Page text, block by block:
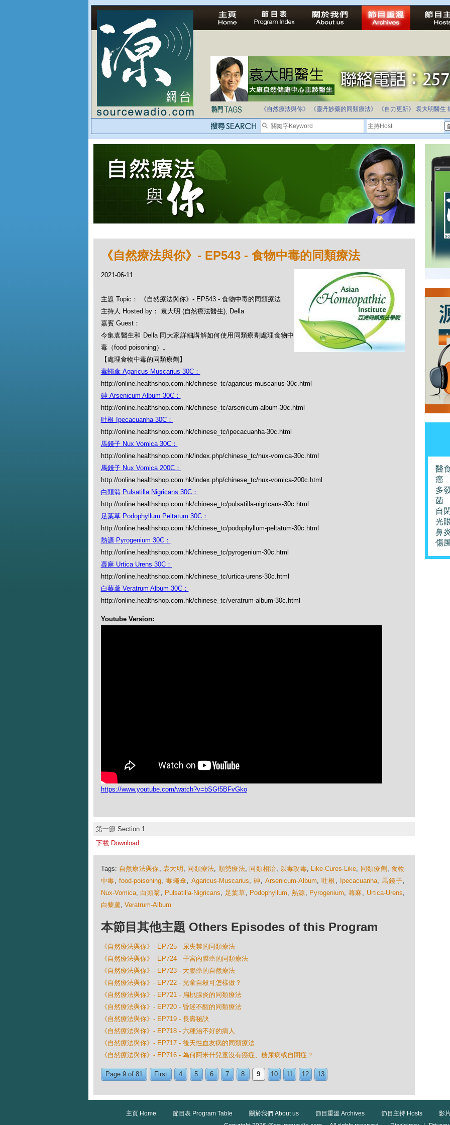
法治社會並不等同公正社會
自家教育合法化-推動多元化教育，全民學卷制
《自然療法與你》
《靈丹妙藥的同類療法》 《自力更新》 袁大明醫生
《自然療法與你》- EP543 - 食物中毒的同類療法
2021-06-11
主題 Topic： 《自然療法與你》- EP543 - 食物中毒的同類療法
主持人 Hosted by： 袁大明 (自然療法醫生), Della
嘉賓 Guest：
今集袁醫生和 Della 同大家詳細講解如何使用同類療劑處理食物中
毒（food poisoning）。
【處理食物中毒的同類療劑】
毒蠅傘 Agaricus Muscarius 30C：
http://online.healthshop.com.hk/chinese_tc/agaricus-muscarius-30c.html
砷 Arsenicum Album 30C：
http://online.healthshop.com.hk/chinese_tc/arsenicum-album-30c.html
吐根 Ipecacuanha 30C：
http://online.healthshop.com.hk/chinese_tc/ipecacuanha-30c.html
馬錢子 Nux Vomica 30C：
http://online.healthshop.com.hk/index.php/chinese_tc/nux-vomica-30c.html
馬錢子 Nux Vomica 200C：
http://online.healthshop.com.hk/index.php/chinese_tc/nux-vomica-200c.html
白頭翁 Pulsatilla Nigricans 30C：
http://online.healthshop.com.hk/chinese_tc/pulsatilla-nigricans-30c.html
足葉草 Podophyllum Peltatum 30C：
http://online.healthshop.com.hk/chinese_tc/podophyllum-peltatum-30c.html
熱源 Pyrogenium 30C：
http://online.healthshop.com.hk/chinese_tc/pyrogenium-30c.html
蕁麻 Urtica Urens 30C：
http://online.healthshop.com.hk/chinese_tc/urtica-urens-30c.html
白藜蘆 Veratrum Album 30C：
http://online.healthshop.com.hk/chinese_tc/veratrum-album-30c.html
Youtube Version:
https://www.youtube.com/watch?v=bSGf5BFvGko
第一節 Section 1
下載 Download
Tags: 自然療法與你, 袁大明 , 同類療法, 順勢療法, 同類相治, 以毒攻毒, Like-Cures-Like, 同類療劑 ,食物
中毒,food-poisoning,毒蠅傘,Agaricus-Muscarius,砷, Arsenicum-Album, 吐根 , Ipecacuanha, 馬錢子,
Nux-Vomica, 白頭翁 , Pulsatilla-Nigricans, 足葉草, Podophyllum, 熱源, Pyrogenium, 蕁麻 , Urtica-Urens,
白藜蘆, Veratrum-Album
本節目其他主題 Others Episodes of this Program
《自然療法與你》- EP725 - 尿失禁的同類療法
《自然療法與你》- EP724 - 子宮內膜癌的同類療法
《自然療法與你》- EP723 - 大腸癌的自然療法
《自然療法與你》- EP722 - 兒童自殺可怎樣做？
《自然療法與你》- EP721 - 扁桃腺炎的同類療法
《自然療法與你》- EP720 - 昏迷不醒的同類療法
《自然療法與你》- EP719 - 長壽秘訣
《自然療法與你》- EP718 - 六種治不好的病人
《自然療法與你》- EP717 - 後天性血友病的同類療法
《自然療法與你》- EP716 - 為何阿米什兒童沒有癌症、糖尿病或自閉症？
Page 9 of 81 First 4 5 6 7 8 9 10 11 12 13
醫
癌
多
菌
自
光
鼻
傷
主頁 Home 節目表 Program Table 關於我們 About us 節目重溫 Archives 節目主持 Hosts
影